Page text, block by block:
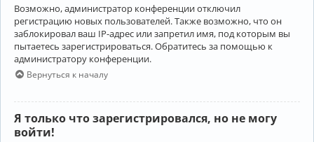
Возможно, администратор конференции отключил
регистрацию новых пользователей. Также возможно, что он
заблокировал ваш IP-адрес или запретил имя, под которым вы
пытаетесь зарегистрироваться. Обратитесь за помощью к
администратору конференции.
Вернуться к началу
Я только что зарегистрировался, но не могу
войти!